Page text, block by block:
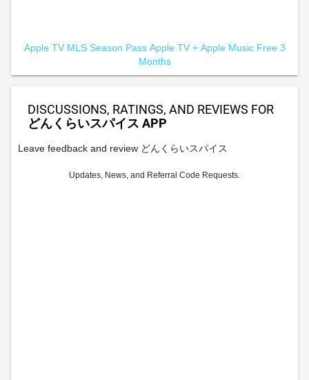
Apple TV MLS Season Pass Apple TV + Apple Music Free 3
Months
DISCUSSIONS, RATINGS, AND REVIEWS FOR
どんくらいスパイス APP
Leave feedback and review どんくらいスパイス
Updates, News, and Referral Code Requests.